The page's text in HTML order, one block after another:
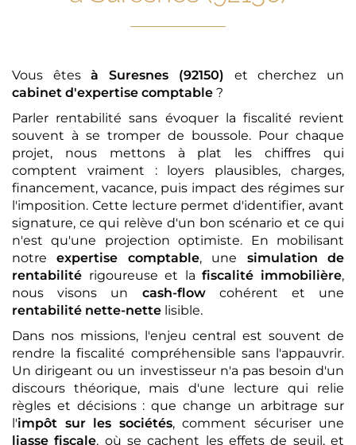
Vous êtesà Suresnes (92150) et cherchez un
cabinet d'expertise comptable ?
Parler rentabilité sans évoquer la fiscalité revient
souvent à se tromper de boussole. Pour chaque
projet, nous mettons à plat les chiffres qui
comptent vraiment : loyers plausibles, charges,
financement, vacance, puis impact des régimes sur
l'imposition. Cette lecture permet d'identifier, avant
signature, ce qui relève d'un bon scénario et ce qui
n'est qu'une projection optimiste. En mobilisant
notreexpertise comptable, une simulation de
rentabilité rigoureuse et lafiscalité immobilière,
nous visons un cash-flowcohérent et une
rentabilité nette-nette lisible.
Dans nos missions, l'enjeu central est souvent de
rendre la fiscalité compréhensible sans l'appauvrir.
Un dirigeant ou un investisseur n'a pas besoin d'un
discours théorique, mais d'une lecture qui relie
règles et décisions : que change un arbitrage sur
l'impôt sur les sociétés, comment sécuriser une
liasse fiscale, où se cachent les effets de seuil, et